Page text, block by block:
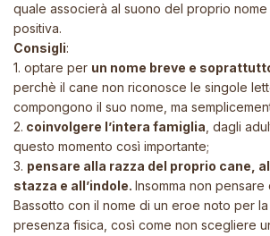
quale associerà al suono del proprio nome
positiva.
Consigli:
1. optare per un nome breve e
perchè il cane non riconosce le singole
compongono il suo nome, ma
2. coinvolgere l’intera famiglia , dagli
questo momento così importante;
3. pensare alla razza del proprio cane,
stazza e all’indole. Insomma non pensare
Bassotto con il nome di un eroe noto per
presenza fisica, così come non scegliere